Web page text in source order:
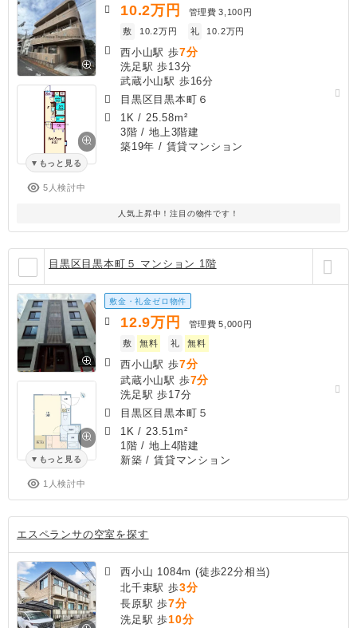
もっと見る
5人検討中
10.2万円 管理費 3,100円
敷
10.2万円 礼 10.2万円
西小山駅 歩7分
洗足駅 歩13分
武蔵小山駅 歩16分
目黒区目黒本町６
1K / 25.58m²
3階 / 地上3階建
築19年 / 賃貸マンション
人気上昇中！注目の物件です！
目黒区目黒本町５ マンション 1階
もっと見る
1人検討中
敷金・礼金ゼロ物件
12.9万円 管理費 5,000円
敷
無料 礼 無料
西小山駅 歩7分
武蔵小山駅 歩7分
洗足駅 歩17分
目黒区目黒本町５
1K / 23.51m²
1階 / 地上4階建
新築 / 賃貸マンション
エスペランサの空室を探す
西小山 1084m (徒歩22分相当)
北千束駅 歩3分
長原駅 歩7分
洗足駅 歩10分